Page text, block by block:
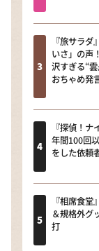
『旅サラ
いさ」の声
沢すぎる“
おちゃめ発
『探偵！
年間100回
をした依頼
『相席食
＆規格外グ
打